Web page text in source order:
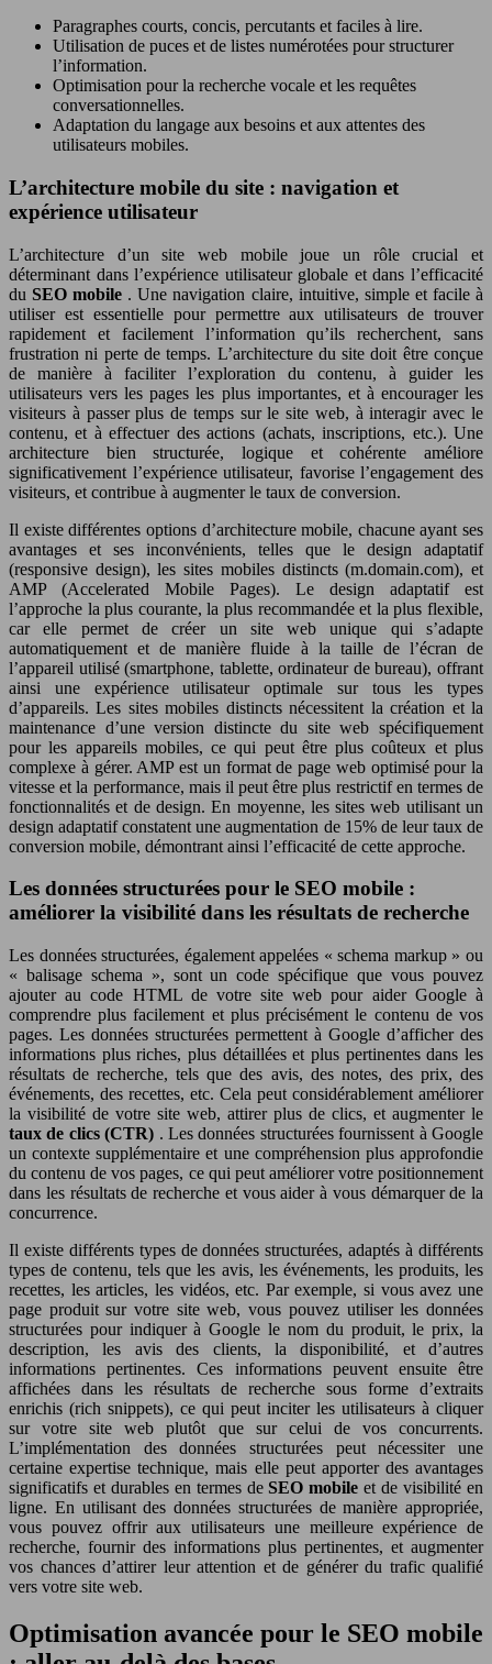
Paragraphes courts, concis, percutants et faciles à lire.
Utilisation de puces et de listes numérotées pour structurer
l’information.
Optimisation pour la recherche vocale et les requêtes
conversationnelles.
Adaptation du langage aux besoins et aux attentes des
utilisateurs mobiles.
L’architecture mobile du site : navigation et
expérience utilisateur
L’architecture d’un site web mobile joue un rôle crucial et
déterminant dans l’expérience utilisateur globale et dans l’efficacité
duSEO mobile . Une navigation claire, intuitive, simple et facile à
utiliser est essentielle pour permettre aux utilisateurs de trouver
rapidement et facilement l’information qu’ils recherchent, sans
frustration ni perte de temps. L’architecture du site doit être conçue
de manière à faciliter l’exploration du contenu, à guider les
utilisateurs vers les pages les plus importantes, et à encourager les
visiteurs à passer plus de temps sur le site web, à interagir avec le
contenu, et à effectuer des actions (achats, inscriptions, etc.). Une
architecture bien structurée, logique et cohérente améliore
significativement l’expérience utilisateur, favorise l’engagement des
visiteurs, et contribue à augmenter le taux de conversion.
Il existe différentes options d’architecture mobile, chacune ayant ses
avantages et ses inconvénients, telles que le design adaptatif
(responsive design), les sites mobiles distincts (m.domain.com), et
AMP (Accelerated Mobile Pages). Le design adaptatif est
l’approche la plus courante, la plus recommandée et la plus flexible,
car elle permet de créer un site web unique qui s’adapte
automatiquement et de manière fluide à la taille de l’écran de
l’appareil utilisé (smartphone, tablette, ordinateur de bureau), offrant
ainsi une expérience utilisateur optimale sur tous les types
d’appareils. Les sites mobiles distincts nécessitent la création et la
maintenance d’une version distincte du site web spécifiquement
pour les appareils mobiles, ce qui peut être plus coûteux et plus
complexe à gérer. AMP est un format de page web optimisé pour la
vitesse et la performance, mais il peut être plus restrictif en termes de
fonctionnalités et de design. En moyenne, les sites web utilisant un
design adaptatif constatent une augmentation de 15% de leur taux de
conversion mobile, démontrant ainsi l’efficacité de cette approche.
Les données structurées pour le SEO mobile :
améliorer la visibilité dans les résultats de recherche
Les données structurées, également appelées « schema markup » ou
« balisage schema », sont un code spécifique que vous pouvez
ajouter au code HTML de votre site web pour aider Google à
comprendre plus facilement et plus précisément le contenu de vos
pages. Les données structurées permettent à Google d’afficher des
informations plus riches, plus détaillées et plus pertinentes dans les
résultats de recherche, tels que des avis, des notes, des prix, des
événements, des recettes, etc. Cela peut considérablement améliorer
la visibilité de votre site web, attirer plus de clics, et augmenter le
taux de clics (CTR) . Les données structurées fournissent à Google
un contexte supplémentaire et une compréhension plus approfondie
du contenu de vos pages, ce qui peut améliorer votre positionnement
dans les résultats de recherche et vous aider à vous démarquer de la
concurrence.
Il existe différents types de données structurées, adaptés à différents
types de contenu, tels que les avis, les événements, les produits, les
recettes, les articles, les vidéos, etc. Par exemple, si vous avez une
page produit sur votre site web, vous pouvez utiliser les données
structurées pour indiquer à Google le nom du produit, le prix, la
description, les avis des clients, la disponibilité, et d’autres
informations pertinentes. Ces informations peuvent ensuite être
affichées dans les résultats de recherche sous forme d’extraits
enrichis (rich snippets), ce qui peut inciter les utilisateurs à cliquer
sur votre site web plutôt que sur celui de vos concurrents.
L’implémentation des données structurées peut nécessiter une
certaine expertise technique, mais elle peut apporter des avantages
significatifs et durables en termes deSEO mobileet de visibilité en
ligne. En utilisant des données structurées de manière appropriée,
vous pouvez offrir aux utilisateurs une meilleure expérience de
recherche, fournir des informations plus pertinentes, et augmenter
vos chances d’attirer leur attention et de générer du trafic qualifié
vers votre site web.
Optimisation avancée pour le SEO mobile